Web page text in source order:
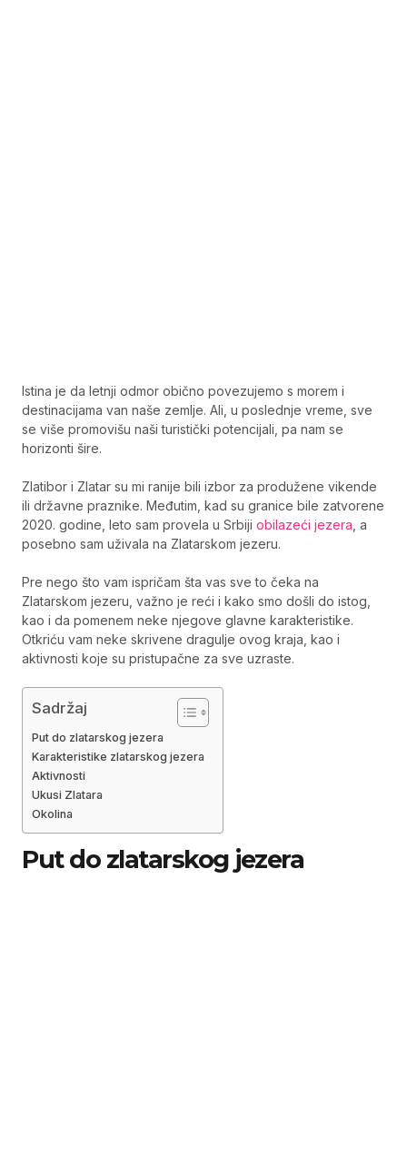
Istina je da letnji odmor obično povezujemo s morem i
destinacijama van naše zemlje. Ali, u poslednje vreme, sve
se više promovišu naši turistički potencijali, pa nam se
horizonti šire.
Zlatibor i Zlatar su mi ranije bili izbor za produžene vikende
ili državne praznike. Međutim, kad su granice bile zatvorene
2020. godine, leto sam provela u Srbiji obilazeći jezera , a
posebno sam uživala na Zlatarskom jezeru.
Pre nego što vam ispričam šta vas sve to čeka na
Zlatarskom jezeru, važno je reći i kako smo došli do istog,
kao i da pomenem neke njegove glavne karakteristike.
Otkriću vam neke skrivene dragulje ovog kraja, kao i
aktivnosti koje su pristupačne za sve uzraste.
Sadržaj
Put do zlatarskog jezera
Karakteristike zlatarskog jezera
Aktivnosti
Ukusi Zlatara
Okolina
Put do zlatarskog jezera